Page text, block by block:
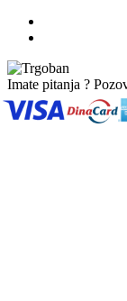
Imate pitanja ?